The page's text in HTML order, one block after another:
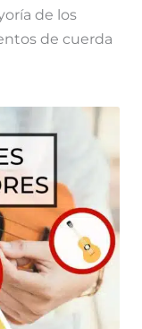
de los
de cuerda